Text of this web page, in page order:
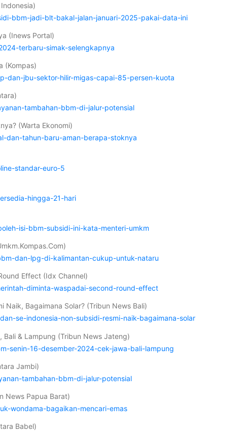
bbm-jadi-blt-bakal-jalan-januari-2025-pakai-data-ini
(Inews Portal)
terbaru-simak-selengkapnya
(Kompas)
dan-jbu-sektor-hilir-migas-capai-85-persen-kuota
tambahan-bbm-di-jalur-potensial
(Warta Ekonomi)
dan-tahun-baru-aman-berapa-stoknya
standar-euro-5
hingga-21-hari
isi-bbm-subsidi-ini-kata-menteri-umkm
dan-lpg-di-kalimantan-cukup-untuk-nataru
Effect (Idx Channel)
diminta-waspadai-second-round-effect
Naik, Bagaimana Solar? (Tribun News Bali)
se-indonesia-non-subsidi-resmi-naik-bagaimana-solar
Bali & Lampung (Tribun News Jateng)
senin-16-desember-2024-cek-jawa-bali-lampung
Jambi)
tambahan-bbm-di-jalur-potensial
News Papua Barat)
wondama-bagaikan-mencari-emas
Babel)